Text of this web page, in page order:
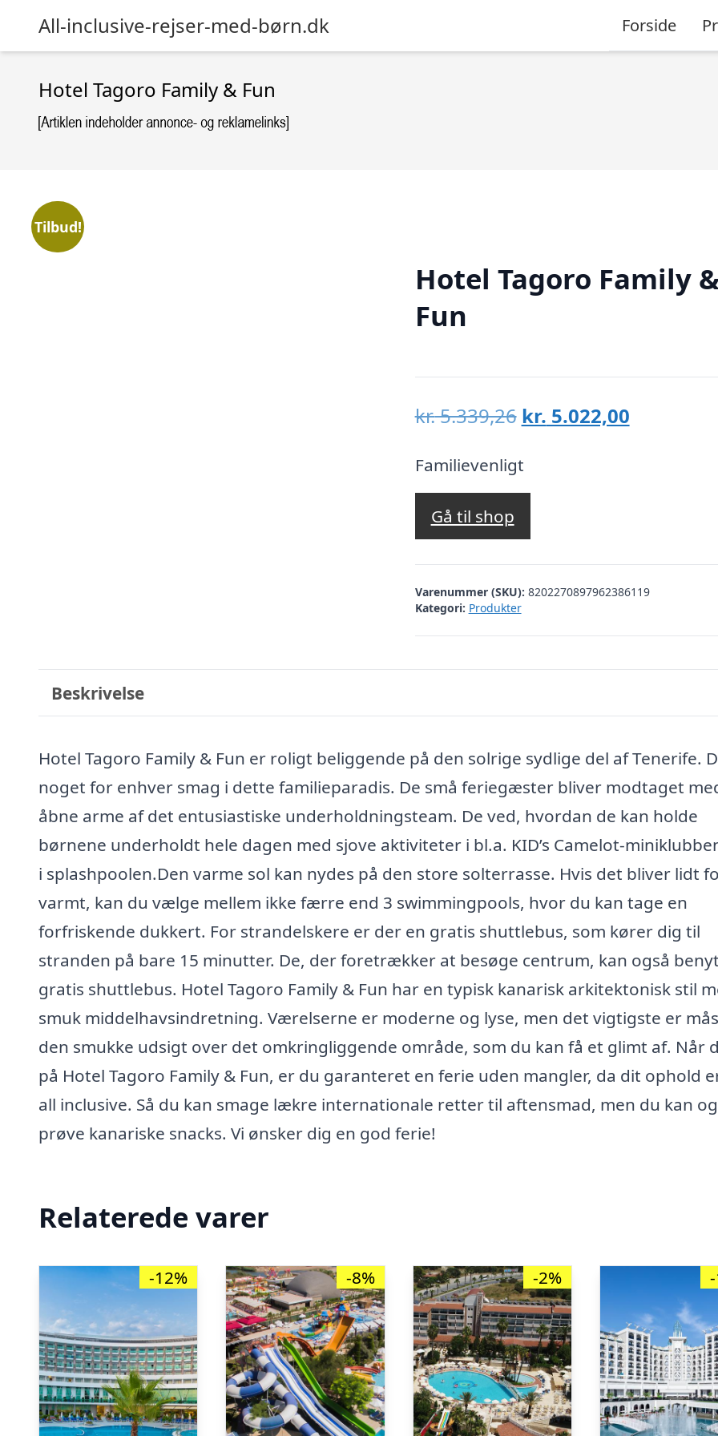
All-inclusive-rejser-med-børn.dk Forside
Hotel Tagoro Family & Fun
Tilbud!
Hotel Tagoro Family
Fun
kr.5.339,26 Den
pris
var:
kr. 5.022,00Den
Familievenligt
Gå til shop
Varenummer (SKU): 8202270897962386119
Kategori: Produkter
Beskrivelse
Hotel Tagoro Family & Fun er roligt beliggende på den solrige sydlige del af Tenerife.
noget for enhver smag i dette familieparadis. De små feriegæster bliver modtaget
åbne arme af det entusiastiske underholdningsteam. De ved, hvordan de kan holde
børnene underholdt hele dagen med sjove aktiviteter i bl.a. KID’s Camelot-
i splashpoolen.Den varme sol kan nydes på den store solterrasse. Hvis det bliver lidt
varmt, kan du vælge mellem ikke færre end 3 swimmingpools, hvor du kan tage en
forfriskende dukkert. For strandelskere er der en gratis shuttlebus, som kører dig til
stranden på bare 15 minutter. De, der foretrækker at besøge centrum, kan også
gratis shuttlebus. Hotel Tagoro Family & Fun har en typisk kanarisk arkitektonisk stil
smuk middelhavsindretning. Værelserne er moderne og lyse, men det vigtigste er
den smukke udsigt over det omkringliggende område, som du kan få et glimt af. Når
på Hotel Tagoro Family & Fun, er du garanteret en ferie uden mangler, da dit ophold
all inclusive. Så du kan smage lækre internationale retter til aftensmad, men du kan
prøve kanariske snacks. Vi ønsker dig en god ferie!
Relaterede varer
-12% -8% -2%